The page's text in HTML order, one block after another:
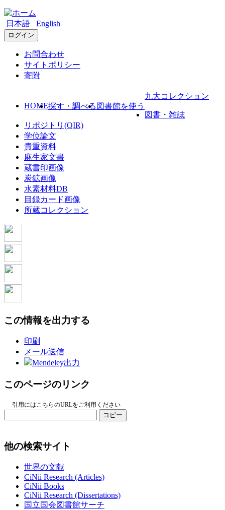
日本語 English
ログイン
お問合わせ
サイトポリシー
寄附
HOME探す・調べる 図書館を使う
九大コレクション
図書・雑誌
リポジトリ(QIR)
学位論文
貴重資料
麻生家文書
蔵書印画像
炭鉱画像
水素材料DB
目録カード画像
所蔵コレクション
この情報を出力する
印刷
メール送信
Mendeley出力
このページのリンク
引用にはこちらのURLをご利用ください
コピー
他の検索サイト
世界の文献
CiNii Research (Articles)
CiNii Books
CiNii Research (Dissertations)
国立国会図書館サーチ